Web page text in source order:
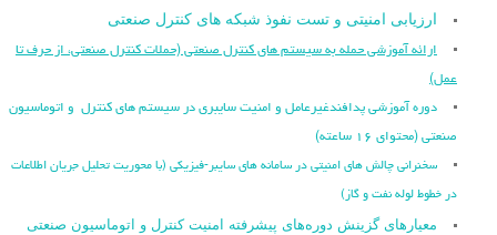
ارزیابی امنیتی و تست نفوذ شبکه های کنترل صنعتی
ارائه آموزشی حمله به سیستم های کنترل صنعتی (حملات کنترل صنعتی، از حرف تا
عمل)
دوره آموزشی پدافندغیرعامل و امنیت سایبری در سیستم های کنترل و اتوماسیون
صنعتی (محتوای ۱۶ ساعته)
سخنرانی چالش های امنیتی در سامانه های سایبر-فیزیکی (با محوریت تحلیل جریان اطلاعات
در خطوط لوله نفت و گاز)
معیارهای گزینش دوره‌های پیشرفته امنیت کنترل و اتوماسیون صنعتی